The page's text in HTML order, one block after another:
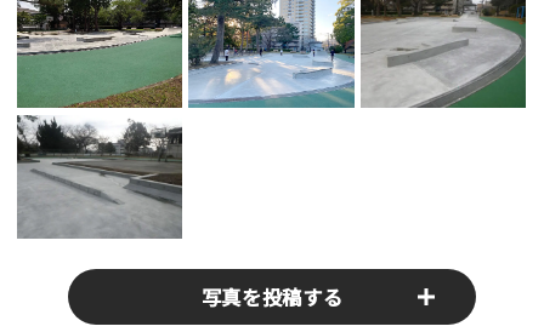
写真を投稿する